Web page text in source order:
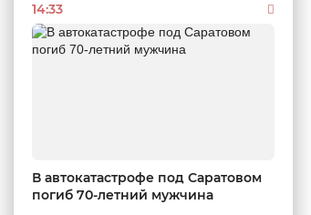
14:33
В автокатастрофе под Саратовом
погиб 70-летний мужчина